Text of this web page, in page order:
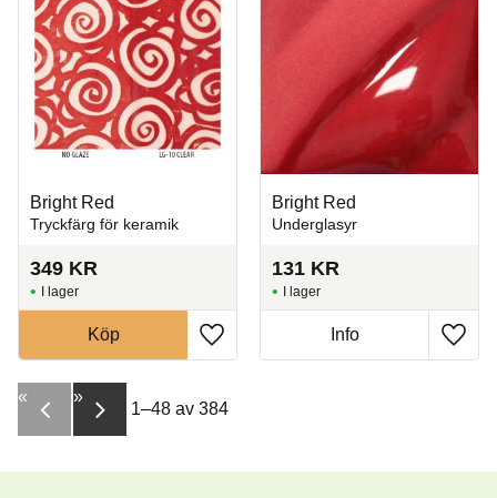
Bright Red
Tryckfärg för keramik
349 KR
Lägg till i favoriter
I lager
Köp
Bright Red
Underglasyr
131 KR
Lägg
I lager
Info
1–48 av 384
« »